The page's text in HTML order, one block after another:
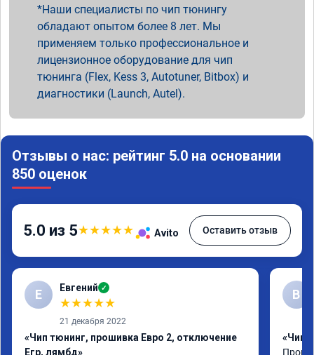
Наши специалисты по чип тюнингу
обладают опытом более 8 лет. Мы
применяем только профессиональное и
лицензионное оборудование для чип
тюнинга (Flex, Kess 3, Autotuner, Bitbox) и
диагностики (Launch, Autel).
Отзывы о нас: рейтинг 5.0 на основании
850 оценок
5.0 из 5★★★★★ Avito Оставить отзыв
Е Евгений ✓
★★★★★
21 декабря 2022
«Чип тюнинг, прошивка Евро 2, отключение
Егр, лямбд»
В
«Чип